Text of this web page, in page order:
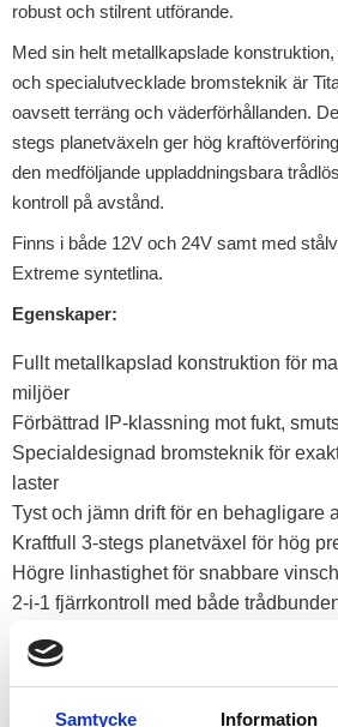
Samtycke Information
robust och stilrent utförande.
Med sin helt metallkapslade
och specialutvecklade bromsteknik är
oavsett terräng och väderförhållanden.
stegs planetväxeln ger hög
den medföljande uppladdningsbara
kontroll på avstånd.
Finns i både 12V och 24V samt med
Extreme syntetlina.
Egenskaper:
Fullt metallkapslad konstruktion för
miljöer
Förbättrad IP-klassning mot fukt,
Specialdesignad bromsteknik för
laster
Tyst och jämn drift för en behagligare
Kraftfull 3-stegs planetväxel för hög
Högre linhastighet för snabbare
2-i-1 fjärrkontroll med både
Levereras med
för maximal
slitstyrka